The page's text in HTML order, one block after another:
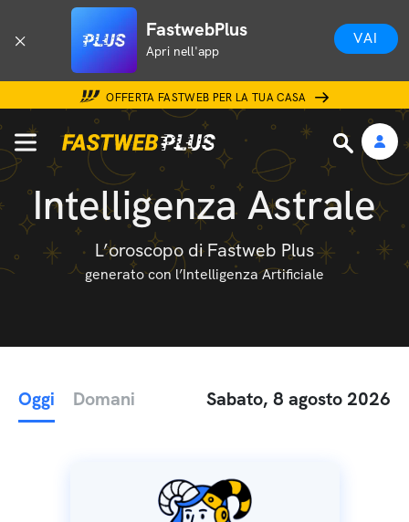
FastwebPlus
Apri nell'app
VAI
OFFERTA FASTWEB PER LA TUA CASA
Intelligenza Astrale
L’oroscopo di Fastweb Plus
generato con l’Intelligenza Artificiale
Oggi Domani Sabato, 8 agosto 2026